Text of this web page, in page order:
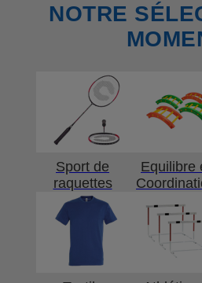
NOTRE
Sport de
raquettes
Equilibre